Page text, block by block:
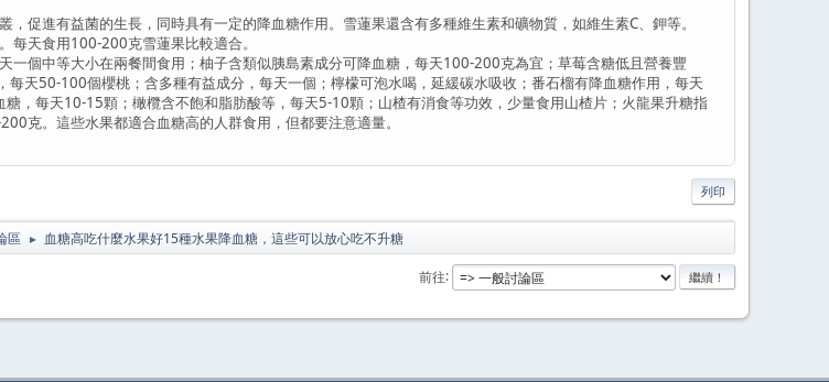
進有益菌的生長，同時具有一定的降血糖作用。雪蓮果還含有多種維生素和礦物質，如維生素C、鉀等。
天食用100-200克雪蓮果比較適合。
個中等大小在兩餐間食用；柚子含類似胰島素成分可降血糖，每天100-200克為宜；草莓含糖低且營養豐
天50-100個櫻桃；含多種有益成分，每天一個；檸檬可泡水喝，延緩碳水吸收；番石榴有降血糖作用，每天
，每天10-15顆；橄欖含不飽和脂肪酸等，每天5-10顆；山楂有消食等功效，少量食用山楂片；火龍果升糖指
克。這些水果都適合血糖高的人群食用，但都要注意適量。
列印
區 ► 血糖高吃什麼水果好15種水果降血糖，這些可以放心吃不升糖
前往